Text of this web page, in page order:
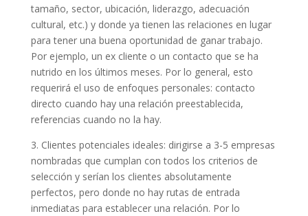
tamaño, sector, ubicación, liderazgo, adecuación
cultural, etc.) y donde ya tienen las relaciones en lugar
para tener una buena oportunidad de ganar trabajo.
Por ejemplo, un ex cliente o un contacto que se ha
nutrido en los últimos meses. Por lo general, esto
requerirá el uso de enfoques personales: contacto
directo cuando hay una relación preestablecida,
referencias cuando no la hay.
3. Clientes potenciales ideales: dirigirse a 3-5 empresas
nombradas que cumplan con todos los criterios de
selección y serían los clientes absolutamente
perfectos, pero donde no hay rutas de entrada
inmediatas para establecer una relación. Por lo